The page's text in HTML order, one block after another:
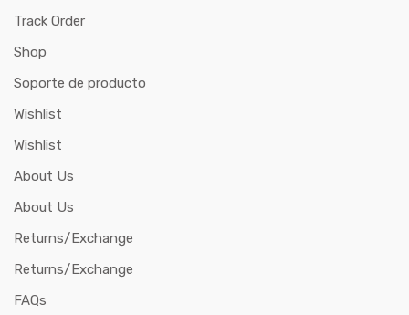
Track Order
Shop
Soporte de producto
Wishlist
Wishlist
About Us
About Us
Returns/Exchange
Returns/Exchange
FAQs